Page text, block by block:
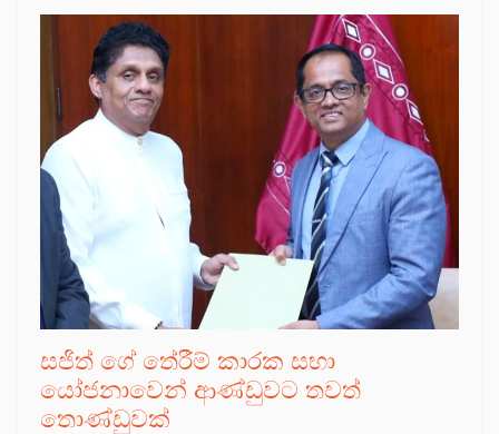
සජිත් ගේ තේරීම් කාරක සභා
යෝජනාවෙන් ආණ්ඩුවට තවත්
තොණ්ඩුවක්